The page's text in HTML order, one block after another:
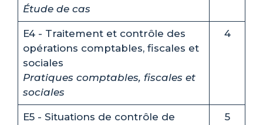
Étude de cas
E4 - Traitement et contrôle des
opérations comptables, fiscales et
sociales
Pratiques comptables, fiscales et
sociales
4
E5 - Situations de contrôle de
5